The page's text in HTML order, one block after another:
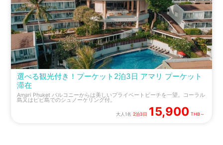
選べる観光付き！プーケット2泊3日 アマリ プーケット
滞在
Amari Phuket バルコニーからは美しいプライベートビーチを一望。コーラル
島又はピピ島でのシュノーケリング付。
大人1名 2泊3日 15,900 THB～